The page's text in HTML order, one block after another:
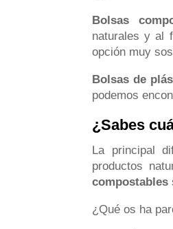
Bolsas
naturales y al
opción muy
Bolsas de
podemos
¿Sabes
La principal
productos
compostables
¿Qué os ha